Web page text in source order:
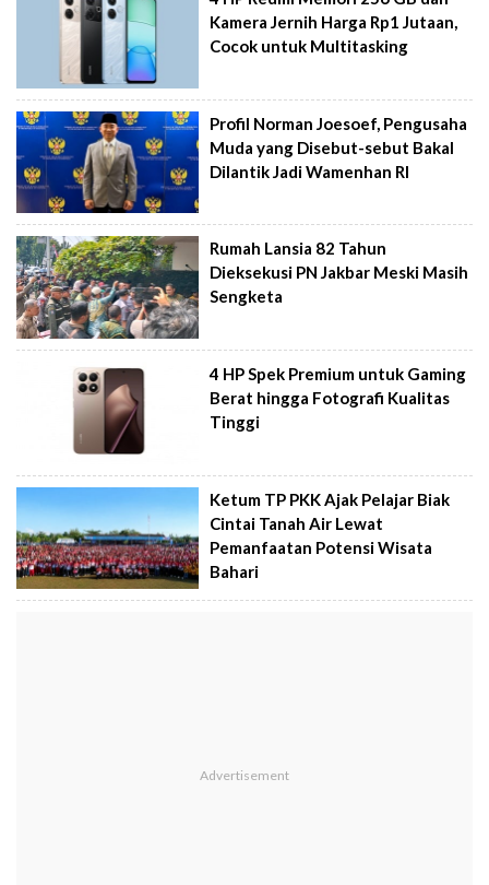
Kamera Jernih Harga Rp1 Jutaan,
Cocok untuk Multitasking
Profil Norman Joesoef, Pengusaha
Muda yang Disebut-sebut Bakal
Dilantik Jadi Wamenhan RI
Rumah Lansia 82 Tahun
Dieksekusi PN Jakbar Meski Masih
Sengketa
4 HP Spek Premium untuk Gaming
Berat hingga Fotografi Kualitas
Tinggi
Ketum TP PKK Ajak Pelajar Biak
Cintai Tanah Air Lewat
Pemanfaatan Potensi Wisata
Bahari